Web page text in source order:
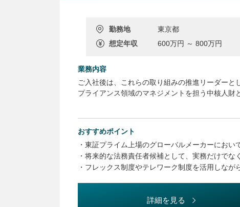
勤務地
東京都
想定年収
600万円 ～ 800万円
業務内容
ご入社後は、これらの取り組みの推進リーダー
プライアンス領域のマネジメントを担う中核人財
・契約審査
・法律相談対応
・新規事業支援
・コンプライアンス教育・研修の企画運営
・内部通報制度の運営
・コンプライアンスモニタリング
おすすめポイント
・東証プライム上場のグローバルメーカーにお
・将来的な法務責任者候補として、実務だけで
・フレックス制度やテレワーク制度を活用しなが
詳細を見る